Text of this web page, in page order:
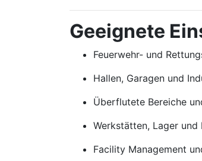
Geeignete
Feuerwehr- und
Hallen, Garagen und
Überflutete Bereiche
Werkstätten, Lager
Facility Management